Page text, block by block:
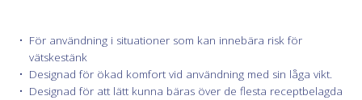
För användning i situationer som kan innebära risk för
vätskestänk
Designad för ökad komfort vid användning med sin låga vikt.
Designad för att lätt kunna bäras över de flesta receptbelagda